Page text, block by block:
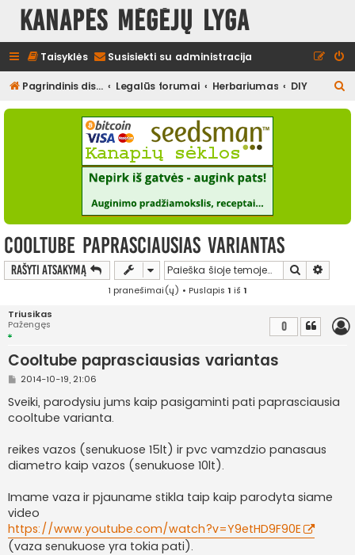
Kanapės mėgėjų lyga
Taisyklės Susisiekti su administracija
Pagrindinis diskusijų puslapis Legalūs forumai Herbariumas DIY
e
Cooltube paprasciausias variantas
Rašyti atsakymą Ieškoti
1 pranešimai(ų) • Puslapis 1 iš 1
Triusikas
Pažengęs
Cooltube paprasciausias variantas
0
S
a
n
d
t
i
n
2014-10-19, 21:06
Sveiki, parodysiu jums kaip pasigaminti pati paprasciausia
cooltube varianta.
reikes vazos (senukuose 15lt) ir pvc vamzdzio panasaus
diametro kaip vazos (senukuose 10lt).
Imame vaza ir pjauname stikla taip kaip parodyta siame
video
https://www.youtube.com/watch?v=Y9etHD9F90E
(vaza senukuose yra tokia pati).